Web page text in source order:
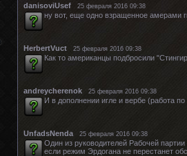
danisoviUsef 25 февраля 2016 09:38
ну вот, еще одно взращенное амерами
HerbertVuct 25 февраля 2016 09:38
Как то американцы подбросили
andreycherenok 25 февраля 2016 09:38
И в дополнении игле и вербе (работа
UnfadsNenda 25 февраля 2016 09:38
Один из руководителей Рабочей
если режим Эрдогана не перестанет